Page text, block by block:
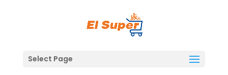
Select Page